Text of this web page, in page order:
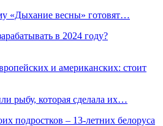
«Дыхание весны» готовят…
в 2024 году?
и американских: стоит
рыбу, которая сделала их…
подростков – 13-летних белоруса